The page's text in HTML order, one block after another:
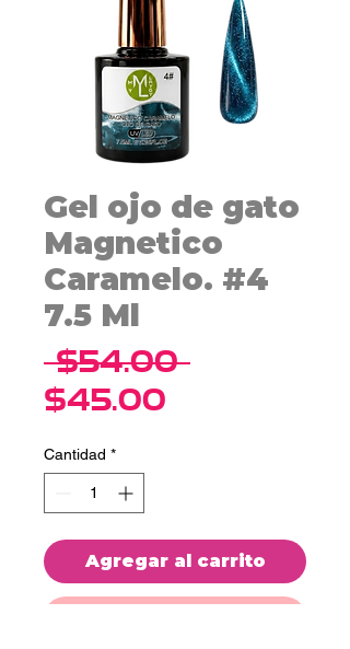
Gel ojo de gato
Magnetico
Caramelo. #4
7.5 Ml
$54.00 Precio
$45.00
Cantidad *
Agregar al carrito